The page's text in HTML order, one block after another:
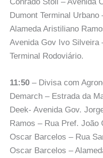
Dumont Terminal
Alameda Aristiliano
Avenida Gov Ivo Silveira
Terminal Rodoviário.
11:50 – Divisa com
Demarch – Estrada da
Deek- Avenida Gov.
Ramos – Rua Pref. João
Oscar Barcelos – Rua
Oscar Barcelos –